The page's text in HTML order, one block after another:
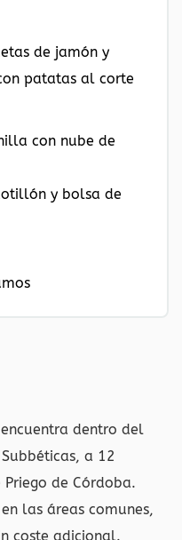
de jamón y
patatas al corte
con nube de
y bolsa de
dentro del
a 12
de Córdoba.
las áreas comunes,
coste adicional.